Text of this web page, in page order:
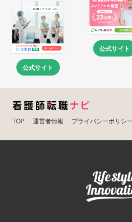
公式サイト
公式サイト
TOP 運営者情報 プライバシーポリシー